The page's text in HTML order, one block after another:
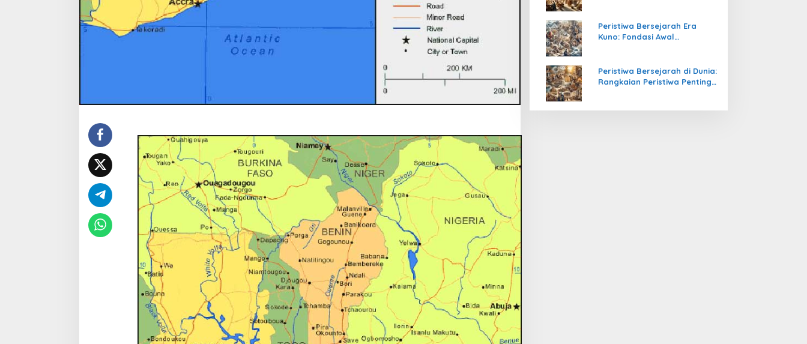
Peristiwa Bersejarah Era
Kuno: Fondasi Awal
Peristiwa Bersejarah di Dunia:
Rangkaian Peristiwa Penting